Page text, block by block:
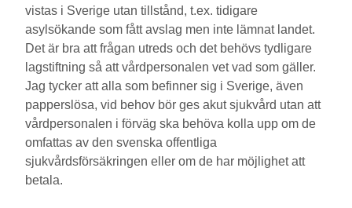
vistas i Sverige utan tillstånd, t.ex. tidigare
asylsökande som fått avslag men inte lämnat landet.
Det är bra att frågan utreds och det behövs tydligare
lagstiftning så att vårdpersonalen vet vad som gäller.
Jag tycker att alla som befinner sig i Sverige, även
papperslösa, vid behov bör ges akut sjukvård utan att
vårdpersonalen i förväg ska behöva kolla upp om de
omfattas av den svenska offentliga
sjukvårdsförsäkringen eller om de har möjlighet att
betala.